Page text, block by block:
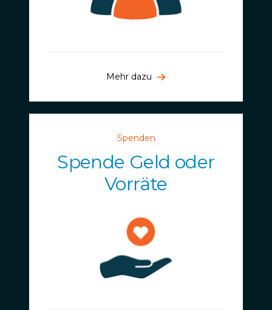
Mehr dazu
Spenden
Spende Geld oder
Vorräte